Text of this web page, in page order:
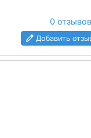
0 отзывов
Добавить